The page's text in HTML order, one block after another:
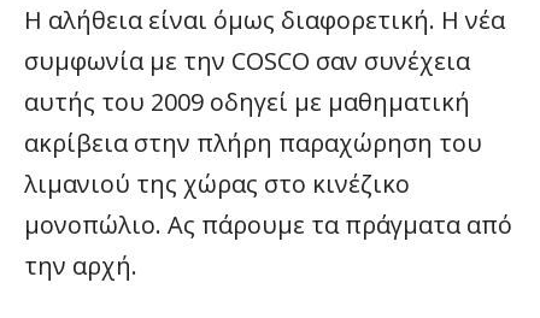
Η αλήθεια είναι όμως διαφορετική. Η νέα
συμφωνία με την COSCO σαν συνέχεια
αυτής του 2009 οδηγεί με μαθηματική
ακρίβεια στην πλήρη παραχώρηση του
λιμανιού της χώρας στο κινέζικο
μονοπώλιο. Ας πάρουμε τα πράγματα από
την αρχή.